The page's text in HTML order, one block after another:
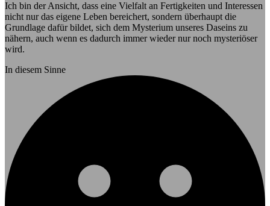
Ich bin der Ansicht, dass eine Vielfalt an Fertigkeiten und Interessen
nicht nur das eigene Leben bereichert, sondern überhaupt die
Grundlage dafür bildet, sich dem Mysterium unseres Daseins zu
nähern, auch wenn es dadurch immer wieder nur noch mysteriöser
wird.
In diesem Sinne